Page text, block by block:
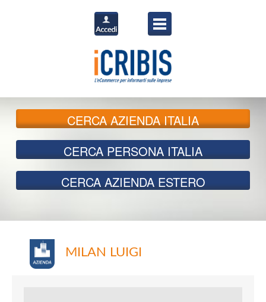
CERCAAZIENDA ITALIA
CERCA PERSONA ITALIA
CERCA AZIENDA ESTERO
MILAN LUIGI